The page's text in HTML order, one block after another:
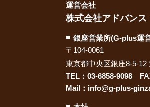
運営会社
株式会社アドバン
銀座営業所(G-plus運
〒104-0061
東京都中央区銀座8-5-12
TEL： 03-6858-9098
Mail： info@g-plus-